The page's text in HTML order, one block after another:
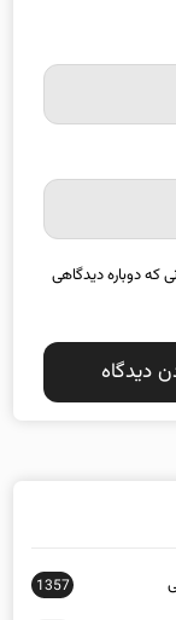
که دوباره دیدگاهی
1357